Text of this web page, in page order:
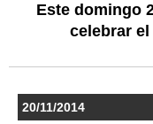
Este domingo
celebrar
20/11/2014